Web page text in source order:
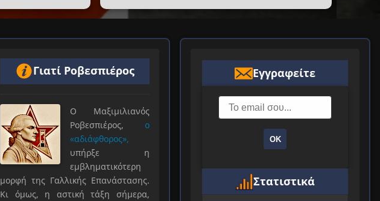
Γιατί Ροβεσπιέρος
Ο Μαξιμιλιανός
Ροβεσπιέρος, ο
«αδιάφθορος»,
υπήρξε η
εμβληματικότερη
μορφή της Γαλλικής Επανάστασης.
Κι όμως, η αστική τάξη σήμερα,
Εγγραφείτε
ΟΚ
Στατιστικά